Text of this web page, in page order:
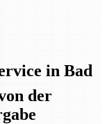
in Bad
der